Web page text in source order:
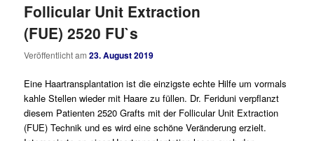
Follicular Unit Extraction
(FUE) 2520 FU`s
Veröffentlicht am23. August 2019
Eine Haartransplantation ist die einzigste echte Hilfe um vormals
kahle Stellen wieder mit Haare zu füllen. Dr. Feriduni verpflanzt
diesem Patienten 2520 Grafts mit der Follicular Unit Extraction
(FUE) Technik und es wird eine schöne Veränderung erzielt.